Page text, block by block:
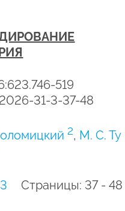
519
31-3-37-48
2, М. С. Ту
3 Страницы: 37 - 48